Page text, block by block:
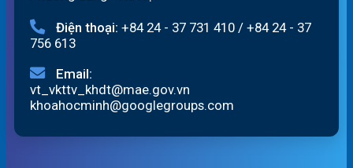
Điện thoại: +84 24 - 37 731 410 / +84 24 - 37
756 613
Email:
vt_vkttv_khdt@mae.gov.vn
khoahocminh@googlegroups.com